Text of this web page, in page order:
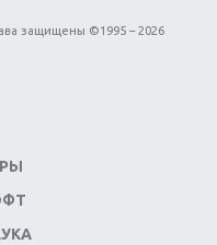
эволюции
Spider-Man и
Америки
защищены ©1995 – 2026